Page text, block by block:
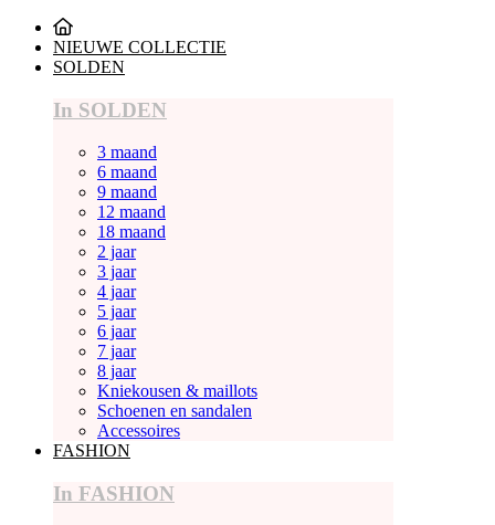
NIEUWE COLLECTIE
SOLDEN
In SOLDEN
3 maand
6 maand
9 maand
12 maand
18 maand
2 jaar
3 jaar
4 jaar
5 jaar
6 jaar
7 jaar
8 jaar
Kniekousen & maillots
Schoenen en sandalen
Accessoires
FASHION
In FASHION